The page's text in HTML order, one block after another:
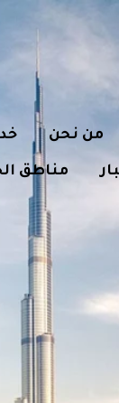
من نحن
مناطق